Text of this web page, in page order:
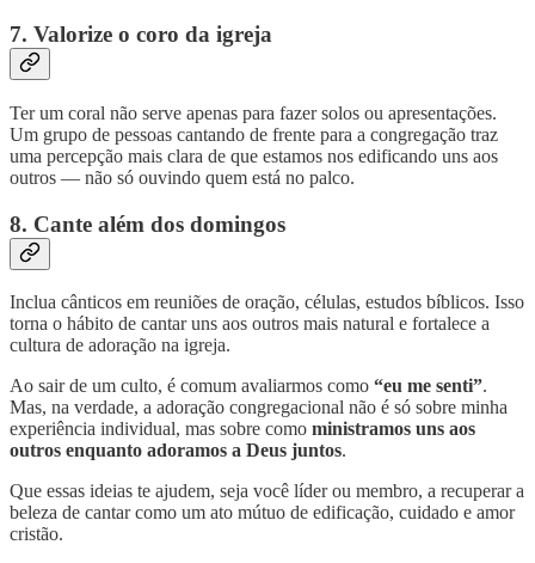
7. Valorize o coro da igreja
Ter um coral não serve apenas para fazer solos ou apresentações.
Um grupo de pessoas cantando de frente para a congregação traz
uma percepção mais clara de que estamos nos edificando uns aos
outros — não só ouvindo quem está no palco.
8. Cante além dos domingos
Inclua cânticos em reuniões de oração, células, estudos bíblicos. Isso
torna o hábito de cantar uns aos outros mais natural e fortalece a
cultura de adoração na igreja.
Ao sair de um culto, é comum avaliarmos como “eu me senti”.
Mas, na verdade, a adoração congregacional não é só sobre minha
experiência individual, mas sobre como ministramos uns aos
outros enquanto adoramos a Deus juntos.
Que essas ideias te ajudem, seja você líder ou membro, a recuperar a
beleza de cantar como um ato mútuo de edificação, cuidado e amor
cristão.